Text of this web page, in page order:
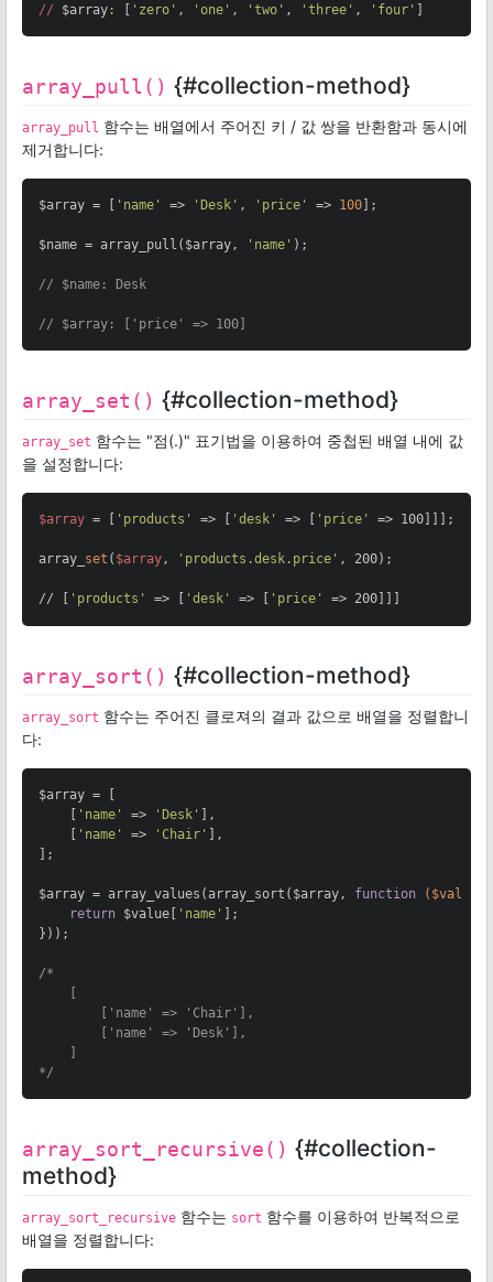
// $array : [ 'zero' , 'one' , 'two' , 'three' , 'four' ]
array_pull() {#collection-method}
array_pull 함수는 배열에서 주어진 키 / 값 쌍을 반환함과 동시에
제거합니다:
$array = [ 'name' => 'Desk' , 'price' => 100 ];
$name = array_pull($array, 'name' );
// $name: Desk
// $array: ['price' => 100]
array_set() {#collection-method}
array_set 함수는 "점(.)" 표기법을 이용하여 중첩된 배열 내에 값
을 설정합니다:
$array = [ 'products' => [ 'desk' => [ 'price' => 100]]];
array_ set ( $array, 'products.desk.price' , 200);
// [ 'products' => [ 'desk' => [ 'price' => 200]]]
array_sort() {#collection-method}
array_sort 함수는 주어진 클로져의 결과 값으로 배열을 정렬합니
다:
$array = [
    [
'name' => 'Desk' ],
    [
'name' => 'Chair' ],
];
$array = array_values(array_sort($array, function
($value)
return $value[ 'name' ];
}));
/*
    [
        ['name' => 'Chair'],
        ['name' => 'Desk'],
    ]
*/
array_sort_recursive() {#collection-
method}
array_sort_recursive 함수는 sort 함수를 이용하여 반복적으로
배열을 정렬합니다: